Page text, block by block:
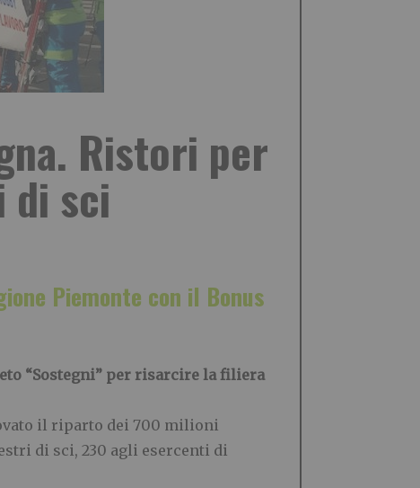
Ristori per
di sci
Piemonte con il Bonus
“Sostegni” per risarcire la filiera
il riparto dei 700 milioni
di sci, 230 agli esercenti di